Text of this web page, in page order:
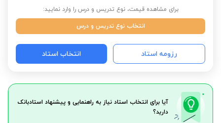
برای مشاهده قیمت، نوع تدریس و درس را وارد نمایید:
انتخاب نوع تدریس و درس
رزومه استاد انتخاب استاد
آیا برای انتخاب استاد نیاز به راهنمایی و پیشنهاد استادبانک
دارید؟